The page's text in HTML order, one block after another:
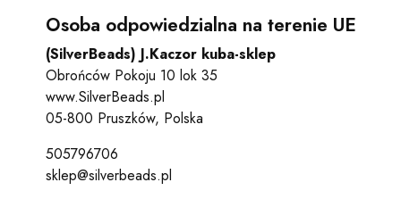
Osoba odpowiedzialna na terenie UE
(SilverBeads) J.Kaczor kuba-sklep
Obrońców Pokoju 10 lok 35
www.SilverBeads.pl
05-800 Pruszków, Polska
505796706
sklep@silverbeads.pl